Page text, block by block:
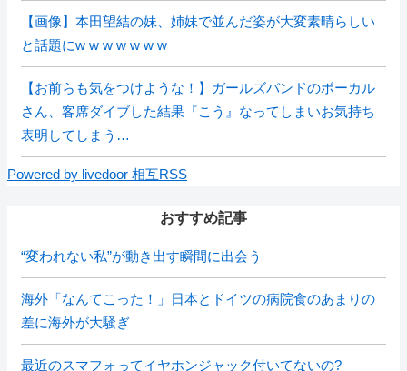
【画像】本田望結の妹、姉妹で並んだ姿が大変素晴らしい
と話題にw w w w w w w
【お前らも気をつけような！】ガールズバンドのボーカル
さん、客席ダイブした結果『こう』なってしまいお気持ち
表明してしまう…
Powered by livedoor 相互RSS
おすすめ記事
“変われない私”が動き出す瞬間に出会う
海外「なんてこった！」日本とドイツの病院食のあまりの
差に海外が大騒ぎ
最近のスマフォってイヤホンジャック付いてないの?